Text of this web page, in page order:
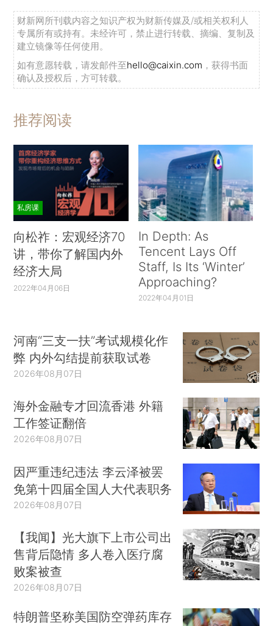
财新网所刊载内容之知识产权为财新传媒及/或相关权利人
专属所有或持有。未经许可，禁止进行转载、摘编、复制及
建立镜像等任何使用。
如有意愿转载，请发邮件至hello@caixin.com ，获得书面
确认及授权后，方可转载。
推荐阅读
私房课
向松祚：宏观经济70
讲，带你了解国内外
经济大局
2022年04月06日
In Depth: As
Tencent Lays Off
Staff, Is Its ‘Winter’
Approaching?
2022年04月01日
河南“三支一扶”考试规模化作
弊 内外勾结提前获取试卷
2026年08月07日
海外金融专才回流香港 外籍
工作签证翻倍
2026年08月07日
因严重违纪违法 李云泽被罢
免第十四届全国人大代表职务
2026年08月07日
【我闻】光大旗下上市公司出
售背后隐情 多人卷入医疗腐
败案被查
2026年08月07日
特朗普坚称美国防空弹药库存